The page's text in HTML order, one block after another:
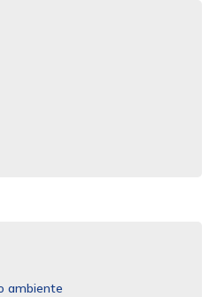
ambiente